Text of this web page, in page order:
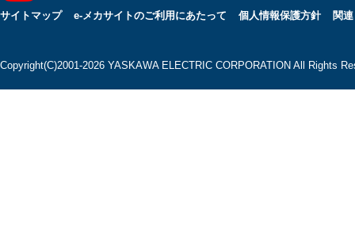
サイトマップ e-メカサイトのご利用にあたって 個人情報保護方針 関
Copyright(C)2001‐2026 YASKAWA ELECTRIC CORPORATION All Rights